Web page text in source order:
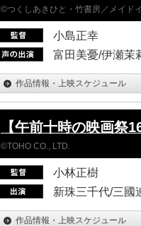
©つくしあきひと・竹書房／メイド
小島正幸
富田美憂/伊瀬茉
作品情報・上映スケジュール
【午前十時の映画祭
©TOHO CO., LTD.
小林正樹
新珠三千代/三國
作品情報・上映スケジュール